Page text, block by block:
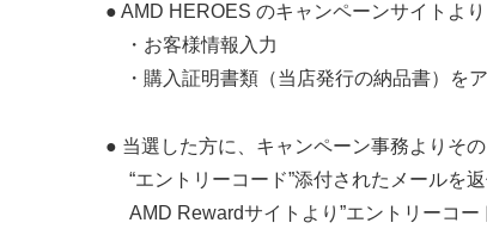
● AMD HEROES のキャンペーンサイトよ
・お客様情報入力
・購入証明書類（当店発行の納品書）を
● 当選した方に、キャンペーン事務よりその
“エントリーコード”添付されたメールを
AMD Rewardサイトより”エントリーコー